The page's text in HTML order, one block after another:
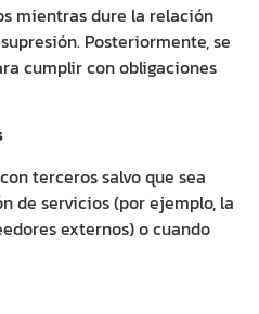
mientras dure la relación
Posteriormente, se
cumplir con obligaciones
terceros salvo que sea
de servicios (por ejemplo, la
externos) o cuando